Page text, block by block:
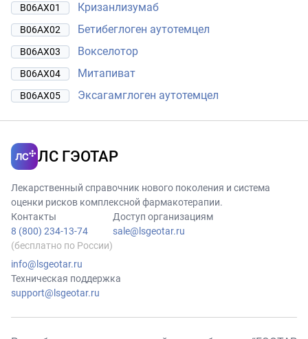
B06AX01 Кризанлизумаб
B06AX02 Бетибеглоген аутотемцел
B06AX03 Вокселотор
B06AX04 Митапиват
B06AX05 Эксагамглоген аутотемцел
ЛС ГЭОТАР
Лекарственный справочник нового поколения и система
оценки рисков комплексной фармакотерапии.
Контакты
8 (800) 234-13-74
(бесплатно по России)
info@lsgeotar.ru
Доступ организациям
sale@lsgeotar.ru
Техническая поддержка
support@lsgeotar.ru